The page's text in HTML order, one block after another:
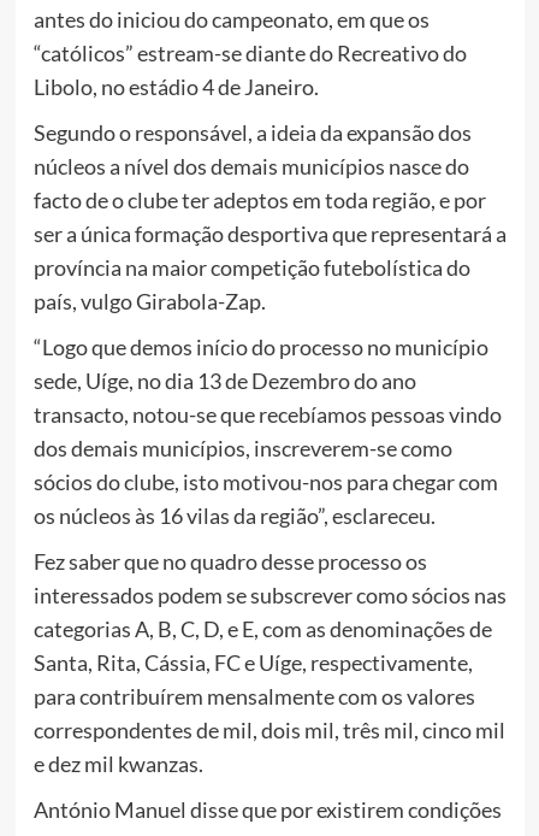
antes do iniciou do campeonato, em que os
“católicos” estream-se diante do Recreativo do
Libolo, no estádio 4 de Janeiro.
Segundo o responsável, a ideia da expansão dos
núcleos a nível dos demais municípios nasce do
facto de o clube ter adeptos em toda região, e por
ser a única formação desportiva que representará a
província na maior competição futebolística do
país, vulgo Girabola-Zap.
“Logo que demos início do processo no município
sede, Uíge, no dia 13 de Dezembro do ano
transacto, notou-se que recebíamos pessoas vindo
dos demais municípios, inscreverem-se como
sócios do clube, isto motivou-nos para chegar com
os núcleos às 16 vilas da região”, esclareceu.
Fez saber que no quadro desse processo os
interessados podem se subscrever como sócios nas
categorias A, B, C, D, e E, com as denominações de
Santa, Rita, Cássia, FC e Uíge, respectivamente,
para contribuírem mensalmente com os valores
correspondentes de mil, dois mil, três mil, cinco mil
e dez mil kwanzas.
António Manuel disse que por existirem condições